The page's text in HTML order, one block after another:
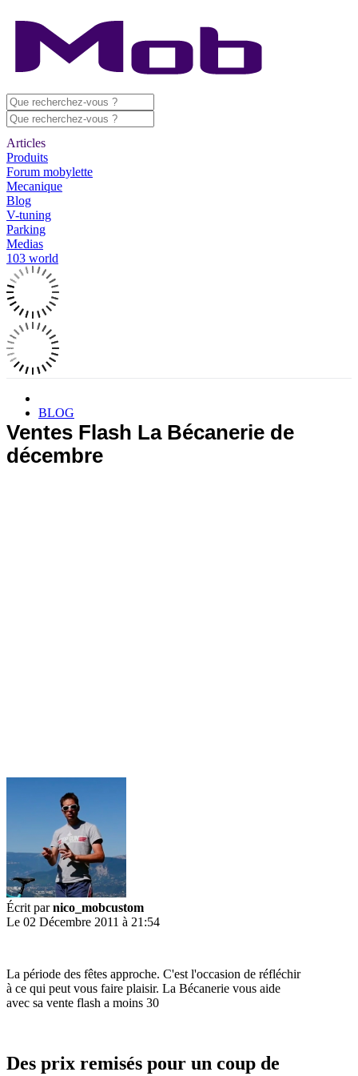
Articles
Produits
Forum mobylette
Mecanique
Blog
V-tuning
Parking
Medias
103 world
BLOG
Ventes Flash La Bécanerie de
décembre
Écrit parnico_mobcustom
Le 02 Décembre 2011 à 21:54
La période des fêtes approche. C'est l'occasion de réfléchir
à ce qui peut vous faire plaisir. La Bécanerie vous aide
avec sa vente flash a moins 30
Des prix remisés pour un coup de